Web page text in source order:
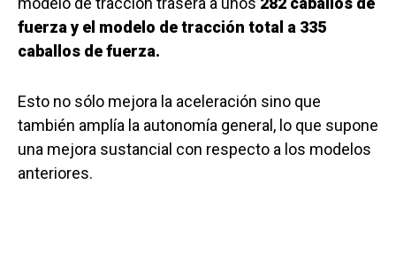
fuerza y el modelo de tracción total a 335
caballos de fuerza.
Esto no sólo mejora la aceleración sino que
también amplía la autonomía general, lo que supone
una mejora sustancial con respecto a los modelos
anteriores.